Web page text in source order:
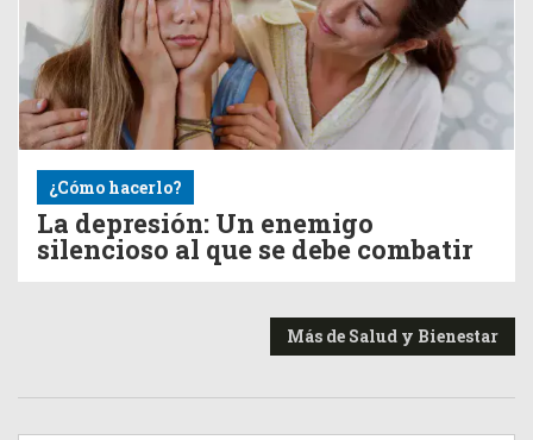
¿Cómo hacerlo?
La depresión: Un enemigo
silencioso al que se debe combatir
Más de Salud y Bienestar